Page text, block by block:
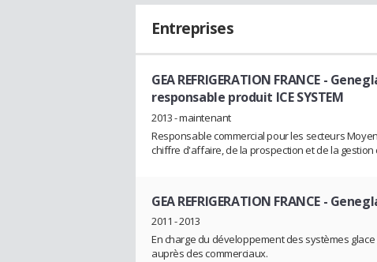
Entreprises
GEA REFRIGERATION FRANCE -
responsable produit ICE SYSTEM
2013 - maintenant
Responsable commercial pour les secteurs
chiffre d'affaire, de la prospection et de la gestion
GEA REFRIGERATION FRANCE -
2011 - 2013
En charge du développement des systèmes
auprès des commerciaux.